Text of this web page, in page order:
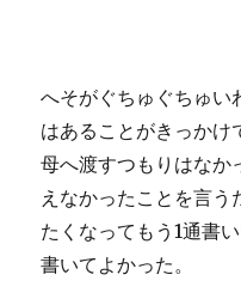
へそがぐちゅぐちゅい
はあることがきっかけ
母へ渡すつもりはなか
えなかったことを言う
たくなってもう1通書い
書いてよかった。